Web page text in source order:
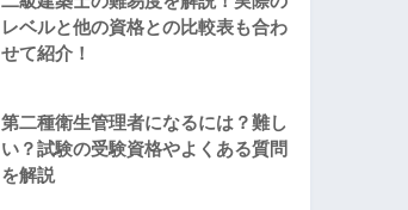
レベルと他の資格との比較表も合わ
せて紹介！
第二種衛生管理者になるには？難し
い？試験の受験資格やよくある質問
を解説